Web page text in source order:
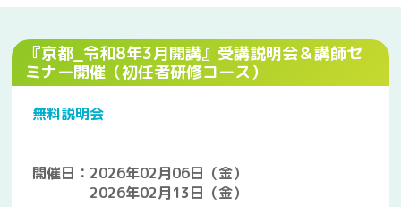
『京都_令和8年3月開講』受講説明会＆講師セ
ミナー開催（初任者研修コース）
無料説明会
開催日：2026年02月06日（金）
2026年02月13日（金）